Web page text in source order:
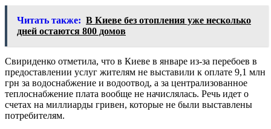
Читать также: В Киеве без отопления уже несколько
дней остаются 800 домов
Свириденко отметила, что в Киеве в январе из-за перебоев в
предоставлении услуг жителям не выставили к оплате 9,1 млн
грн за водоснабжение и водоотвод, а за централизованное
теплоснабжение плата вообще не начислялась. Речь идет о
счетах на миллиарды гривен, которые не были выставлены
потребителям.